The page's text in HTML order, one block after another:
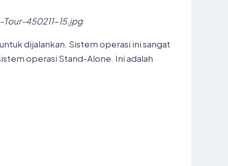
450211-15.jpg
dijalankan. Sistem operasi ini sangat
operasi Stand-Alone. Ini adalah